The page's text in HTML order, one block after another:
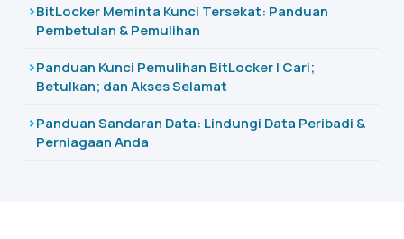
BitLocker Meminta Kunci Tersekat: Panduan
Pembetulan & Pemulihan
Panduan Kunci Pemulihan BitLocker | Cari;
Betulkan; dan Akses Selamat
Panduan Sandaran Data: Lindungi Data Peribadi &
Perniagaan Anda